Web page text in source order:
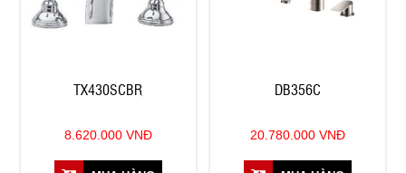
TX430SCBR
8.620.000 VNĐ
DB356C
20.780.000 VNĐ